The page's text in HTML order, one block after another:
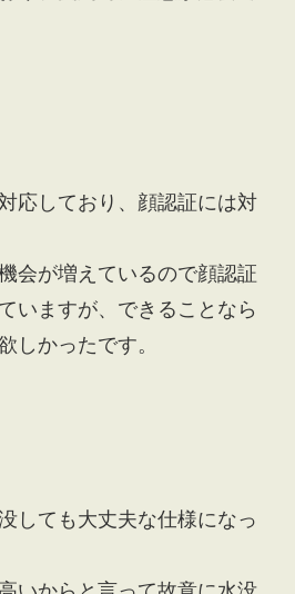
応しており、顔認証には対
会が増えているので顔認証
いますが、できることなら
しかったです。
しても大丈夫な仕様になっ